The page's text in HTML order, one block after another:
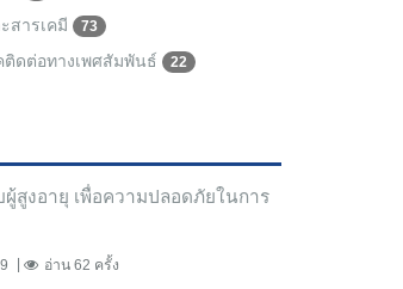
สารเคมี 73
ติดต่อทางเพศสัมพันธ์ 22
ผู้สูงอายุ เพื่อความปลอดภัยในการ
อ่าน 62 ครั้ง